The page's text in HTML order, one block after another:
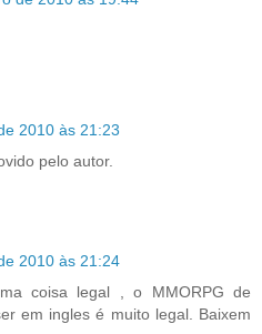
2010 às 21:23
pelo autor.
2010 às 21:24
coisa legal , o MMORPG de
em ingles é muito legal. Baixem